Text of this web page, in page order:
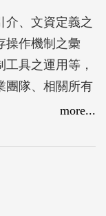
介、文資定義之
操作機制之彙
具之運用等，
團隊、相關所有
落建築群保存
more...